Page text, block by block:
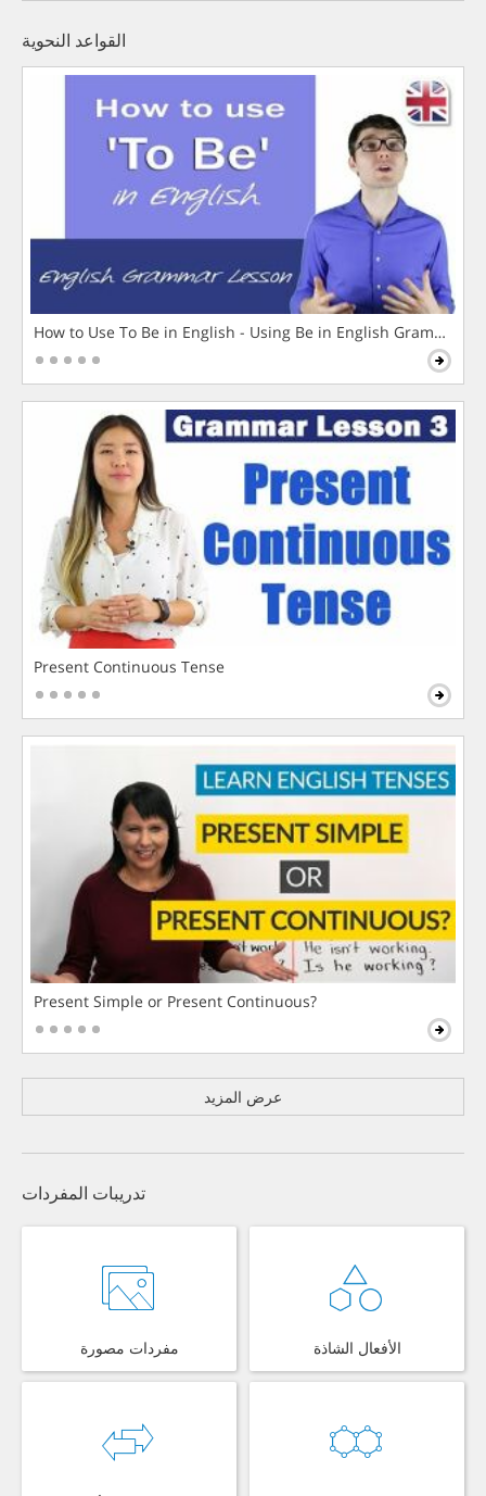
القواعد النحوية
How to Use To Be in English - Using Be in English Grammar
Present Continuous Tense
Present Simple or Present Continuous?
عرض المزيد
تدريبات المفردات
مفردات مصورة الأفعال الشاذة